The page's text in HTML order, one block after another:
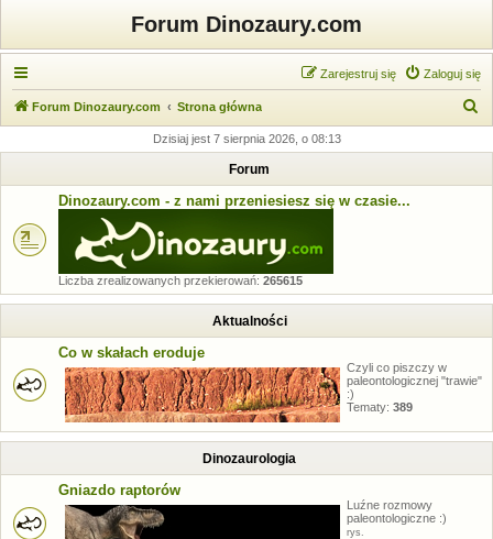
Forum Dinozaury.com
Zaloguj się
Zarejestruj się
Forum Dinozaury.com Strona główna
k
Dzisiaj jest 7 sierpnia 2026, o 08:13
Forum
Dinozaury.com - z nami przeniesiesz się w czasie...
Liczba zrealizowanych przekierowań: 265615
Aktualności
Co w skałach eroduje
Czyli co piszczy w
paleontologicznej "trawie"
:)
Tematy: 389
Dinozaurologia
Gniazdo raptorów
Luźne rozmowy
paleontologiczne :)
rys.